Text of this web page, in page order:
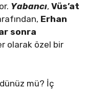
Yabancı, Vüs’at
Erhan
sonra
olarak özel bir
mü? İç